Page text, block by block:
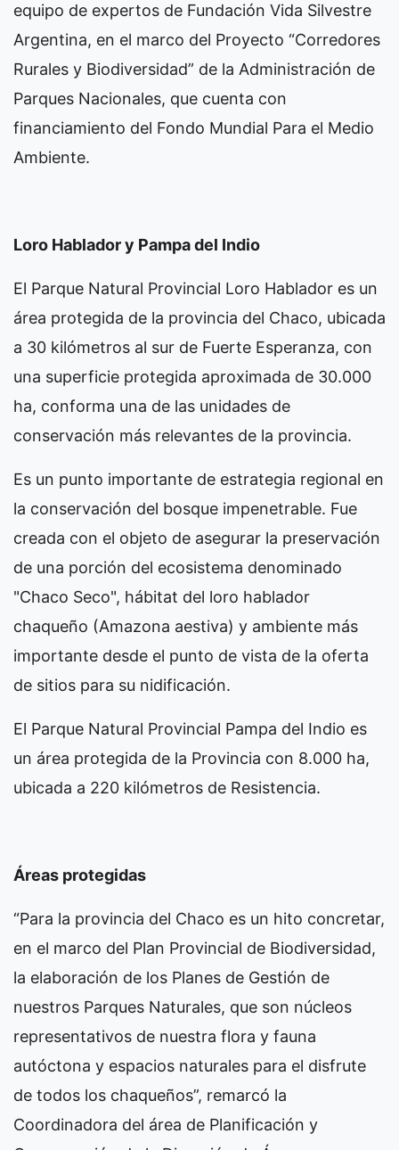
equipo de expertos de Fundación Vida Silvestre
Argentina, en el marco del Proyecto “Corredores
Rurales y Biodiversidad” de la Administración de
Parques Nacionales, que cuenta con
financiamiento del Fondo Mundial Para el Medio
Ambiente.
Loro Hablador y Pampa del Indio
El Parque Natural Provincial Loro Hablador es un
área protegida de la provincia del Chaco, ubicada
a 30 kilómetros al sur de Fuerte Esperanza, con
una superficie protegida aproximada de 30.000
ha, conforma una de las unidades de
conservación más relevantes de la provincia.
Es un punto importante de estrategia regional en
la conservación del bosque impenetrable. Fue
creada con el objeto de asegurar la preservación
de una porción del ecosistema denominado
"Chaco Seco", hábitat del loro hablador
chaqueño (Amazona aestiva) y ambiente más
importante desde el punto de vista de la oferta
de sitios para su nidificación.
El Parque Natural Provincial Pampa del Indio es
un área protegida de la Provincia con 8.000 ha,
ubicada a 220 kilómetros de Resistencia.
Áreas protegidas
“Para la provincia del Chaco es un hito concretar,
en el marco del Plan Provincial de Biodiversidad,
la elaboración de los Planes de Gestión de
nuestros Parques Naturales, que son núcleos
representativos de nuestra flora y fauna
autóctona y espacios naturales para el disfrute
de todos los chaqueños”, remarcó la
Coordinadora del área de Planificación y